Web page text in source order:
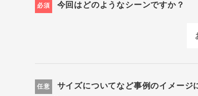
必須 今回はどのようなシーンですか？
任意
サイズについてなど事例のイメージ